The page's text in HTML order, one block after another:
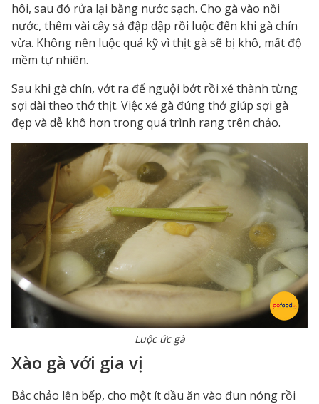
hôi, sau đó rửa lại bằng nước sạch. Cho gà vào nồi
nước, thêm vài cây sả đập dập rồi luộc đến khi gà chín
vừa. Không nên luộc quá kỹ vì thịt gà sẽ bị khô, mất độ
mềm tự nhiên.
Sau khi gà chín, vớt ra để nguội bớt rồi xé thành từng
sợi dài theo thớ thịt. Việc xé gà đúng thớ giúp sợi gà
đẹp và dễ khô hơn trong quá trình rang trên chảo.
Luộc ức gà
Xào gà với gia vị
Bắc chảo lên bếp, cho một ít dầu ăn vào đun nóng rồi